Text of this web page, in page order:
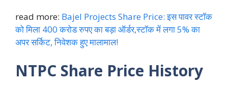
read more: Bajel Projects Share Price: इस पावर स्टॉक
को मिला 400 करोड रुपए का बड़ा ऑर्डर,स्टॉक में लगा 5% का
अपर सर्किट, निवेशक हुए मालामाल!
NTPC Share Price History